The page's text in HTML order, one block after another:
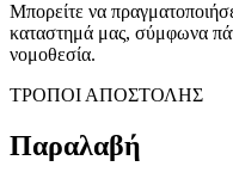
Μπορείτε να
καταστημά μας, σύμφωνα
νομοθεσία.
ΤΡΟΠΟΙ ΑΠΟΣΤΟΛΗΣ
Παραλαβή